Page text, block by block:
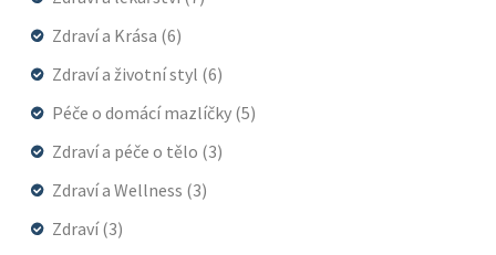
Zdraví a Krása (6)
Zdraví a životní styl (6)
Péče o domácí mazlíčky (5)
Zdraví a péče o tělo (3)
Zdraví a Wellness (3)
Zdraví(3)